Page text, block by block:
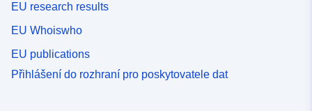
EU research results
EU Whoiswho
EU publications
Přihlášení do rozhraní pro poskytovatele dat